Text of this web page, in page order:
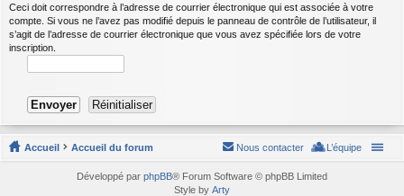
Ceci doit correspondre à l’adresse de courrier électronique qui est associée à votre
compte. Si vous ne l’avez pas modifié depuis le panneau de contrôle de l’utilisateur, il
s’agit de l’adresse de courrier électronique que vous avez spécifiée lors de votre
inscription.
Accueil Accueil du forum L’équipe
Nous contacter
Développé par phpBB® Forum Software © phpBB Limited
Style by Arty